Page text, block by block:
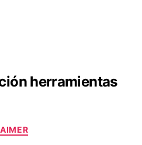
herramientas